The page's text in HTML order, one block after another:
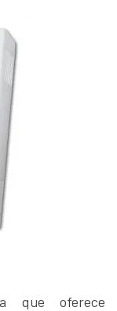
que oferece